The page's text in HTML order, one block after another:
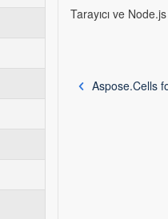
Tarayıcı ve
Aspose.Cells